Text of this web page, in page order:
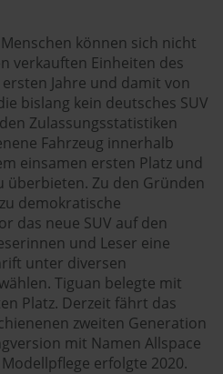
können sich nicht
verkauften Einheiten des
Jahre und damit von
bislang kein deutsches SUV
Zulassungsstatistiken
Fahrzeug innerhalb
einsamen ersten Platz und
überbieten. Zu den Gründen
demokratische
das neue SUV auf den
und Leser eine
unter diversen
Tiguan belegte mit
Platz. Derzeit fährt das
zweiten Generation
mit Namen Allspace
erfolgte 2020.